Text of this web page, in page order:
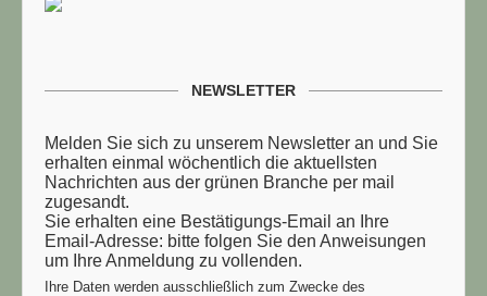
NEWSLETTER
Melden Sie sich zu unserem Newsletter an und Sie
erhalten einmal wöchentlich die aktuellsten
Nachrichten aus der grünen Branche per mail
zugesandt.
Sie erhalten eine Bestätigungs-Email an Ihre
Email-Adresse: bitte folgen Sie den Anweisungen
um Ihre Anmeldung zu vollenden.
Ihre Daten werden ausschließlich zum Zwecke des